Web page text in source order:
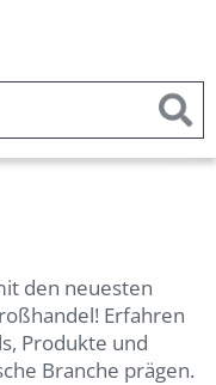
den neuesten
Erfahren
Produkte und
Branche prägen.